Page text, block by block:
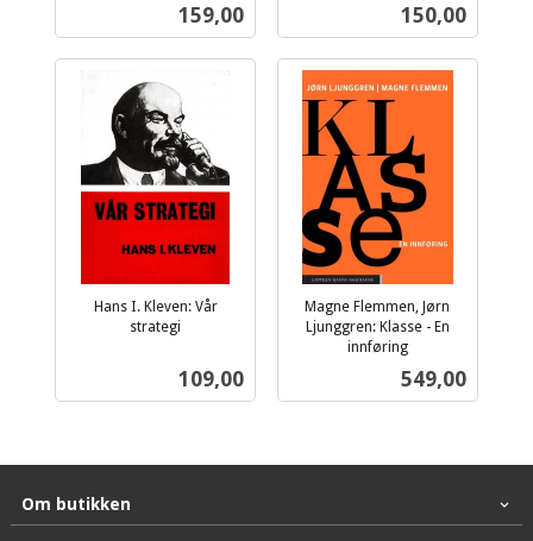
Pris
159,00 Pris
150,00
Hans I. Kleven: Vår
strategi
Pris
109,00
Magne Flemmen, Jørn
Ljunggren: Klasse - En
innføring
Pris
549,00
Om butikken